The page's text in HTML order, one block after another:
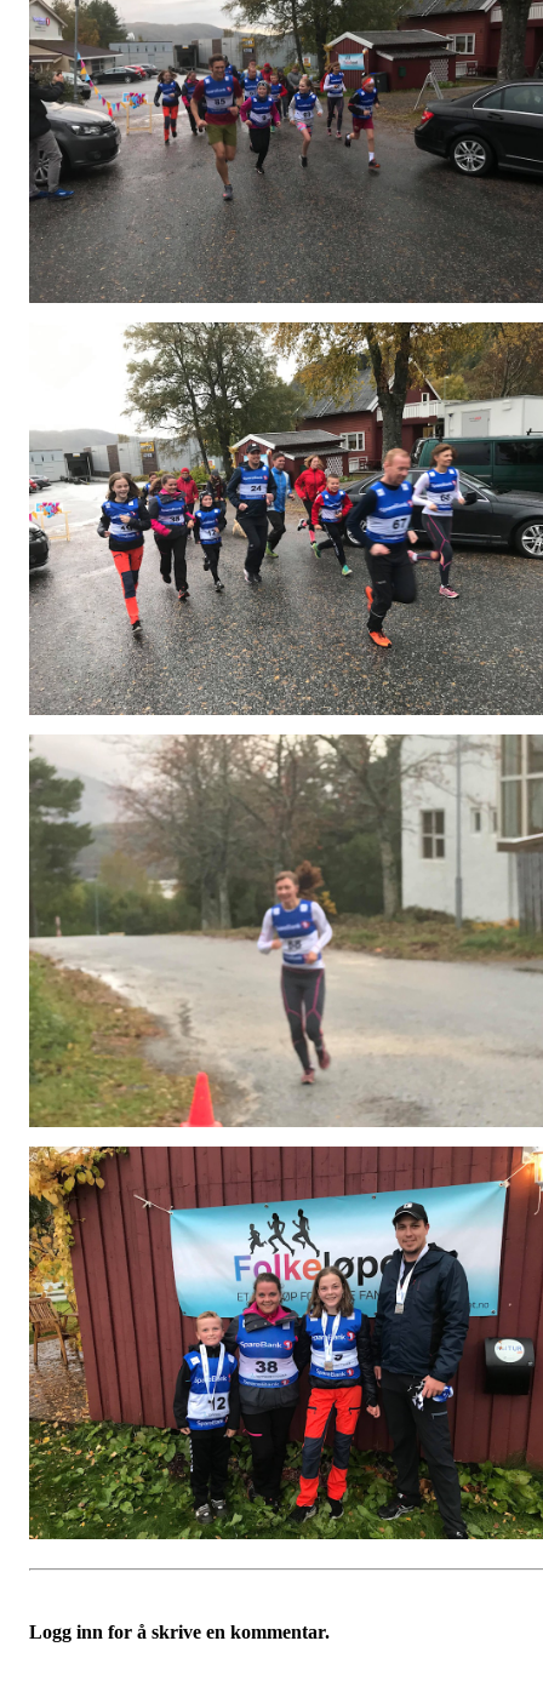
Logg inn for å skrive en kommentar.